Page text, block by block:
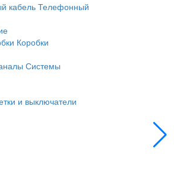
кабель Телефонный
Коробки
Системы
и выключатели